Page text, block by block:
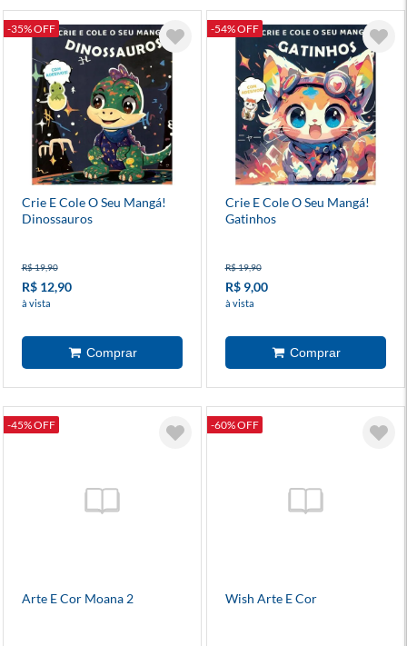
-35% OFF
Crie E Cole O Seu Mangá!
Dinossauros
R$ 19,90
R$ 12,90
à vista
-54% OFF
Crie E Cole O Seu Mangá!
Gatinhos
R$ 19,90
R$ 9,00
à vista
-45% OFF
Arte E Cor Moana 2
-60% OFF
Wish Arte E Cor